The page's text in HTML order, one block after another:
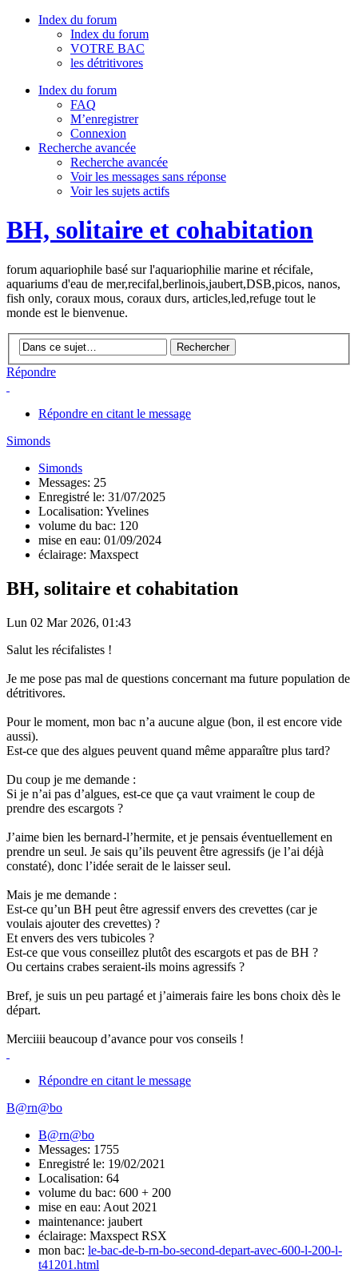
Index du forum
Index du forum
VOTRE BAC
les détritivores
Index du forum
FAQ
M’enregistrer
Connexion
Recherche avancée
Recherche avancée
Voir les messages sans réponse
Voir les sujets actifs
BH, solitaire et cohabitation
forum aquariophile basé sur l'aquariophilie marine et récifale,
aquariums d'eau de mer,recifal,berlinois,jaubert,DSB,picos, nanos,
fish only, coraux mous, coraux durs, articles,led,refuge tout le
monde est le bienvenue.
Répondre
Répondre en citant le message
Simonds
Simonds
Messages: 25
Enregistré le: 31/07/2025
Localisation: Yvelines
volume du bac: 120
mise en eau: 01/09/2024
éclairage: Maxspect
BH, solitaire et cohabitation
Lun 02 Mar 2026, 01:43
Salut les récifalistes !
Je me pose pas mal de questions concernant ma future population de
détritivores.
Pour le moment, mon bac n’a aucune algue (bon, il est encore vide
aussi).
Est-ce que des algues peuvent quand même apparaître plus tard?
Du coup je me demande :
Si je n’ai pas d’algues, est-ce que ça vaut vraiment le coup de
prendre des escargots ?
J’aime bien les bernard-l’hermite, et je pensais éventuellement en
prendre un seul. Je sais qu’ils peuvent être agressifs (je l’ai déjà
constaté), donc l’idée serait de le laisser seul.
Mais je me demande :
Est-ce qu’un BH peut être agressif envers des crevettes (car je
voulais ajouter des crevettes) ?
Et envers des vers tubicoles ?
Est-ce que vous conseillez plutôt des escargots et pas de BH ?
Ou certains crabes seraient-ils moins agressifs ?
Bref, je suis un peu partagé et j’aimerais faire les bons choix dès le
départ.
Merciiii beaucoup d’avance pour vos conseils !
Répondre en citant le message
B@rn@bo
B@rn@bo
Messages: 1755
Enregistré le: 19/02/2021
Localisation: 64
volume du bac: 600 + 200
mise en eau: Aout 2021
maintenance: jaubert
éclairage: Maxspect RSX
mon bac: le-bac-de-b-rn-bo-second-depart-avec-600-l-200-l-
t41201.html